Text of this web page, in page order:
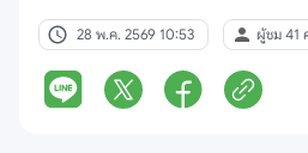
28 พ.ค. 2569 10:53 ผู้ชม 41